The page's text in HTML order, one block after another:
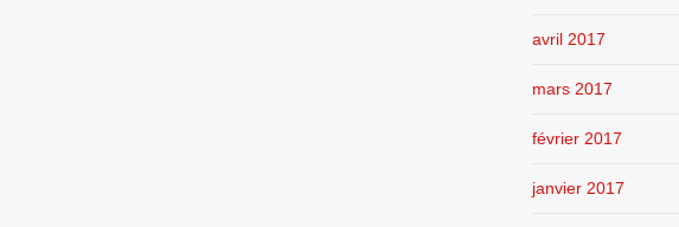
avril 2017
mars 2017
février 2017
janvier 2017